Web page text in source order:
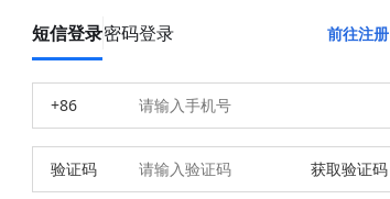
短信登录密码登录 前往注册
+86
验证码 获取验证码